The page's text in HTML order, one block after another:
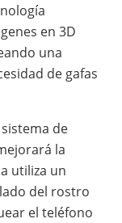
en 3D
una
de gafas
de
la
utiliza un
del rostro
el teléfono